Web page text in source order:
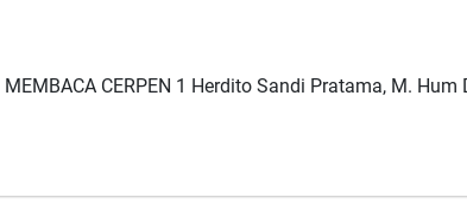
MEMBACA CERPEN 1 Herdito Sandi Pratama, M.